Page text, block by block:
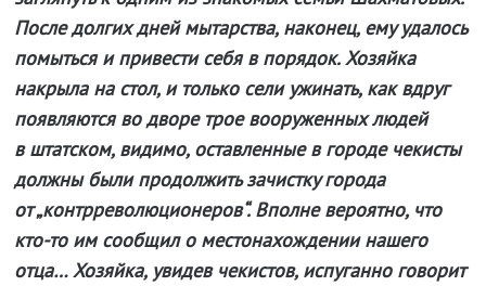
После долгих дней мытарства, наконец, ему удалось
помыться и привести себя в порядок. Хозяйка
накрыла на стол, и только сели ужинать, как вдруг
появляются во дворе трое вооруженных людей
в штатском, видимо, оставленные в городе чекисты
должны были продолжить зачистку города
от „контрреволюционеров“. Вполне вероятно, что
кто-то им сообщил о местонахождении нашего
отца… Хозяйка, увидев чекистов, испуганно говорит